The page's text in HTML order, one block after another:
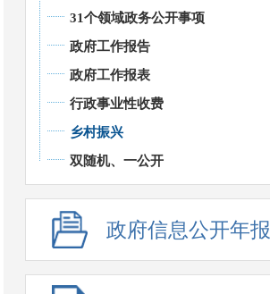
31个领域政务公开事项
政府工作报告
政府工作报表
行政事业性收费
乡村振兴
双随机、一公开
政府信息公开年报